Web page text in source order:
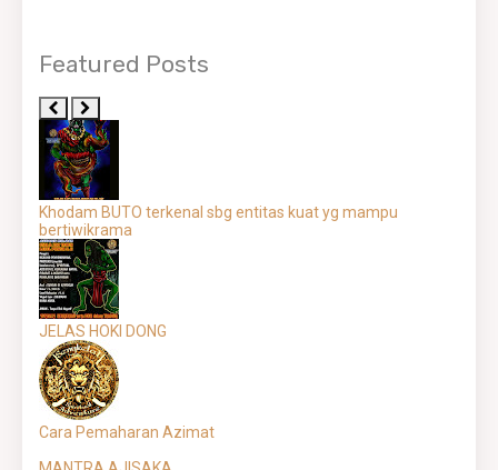
Featured Posts
Khodam BUTO terkenal sbg entitas kuat yg mampu
bertiwikrama
JELAS HOKI DONG
Cara Pemaharan Azimat